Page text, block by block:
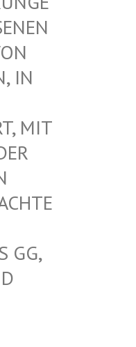
S
U
D
MIT B
K
M
G